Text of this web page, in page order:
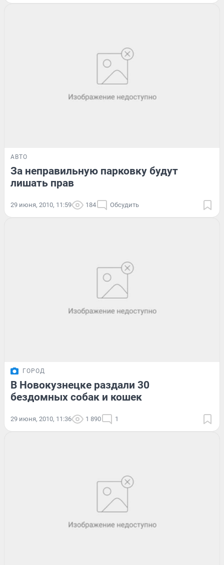
АВТО
За неправильную парковку будут
лишать прав
29 июня, 2010, 11:59 184 Обсудить
ГОРОД
В Новокузнецке раздали 30
бездомных собак и кошек
29 июня, 2010, 11:36 1 890 1